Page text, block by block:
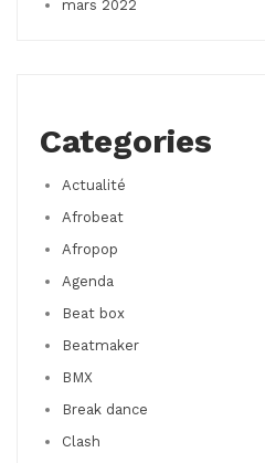
mars 2022
Categories
Actualité
Afrobeat
Afropop
Agenda
Beat box
Beatmaker
BMX
Break dance
Clash